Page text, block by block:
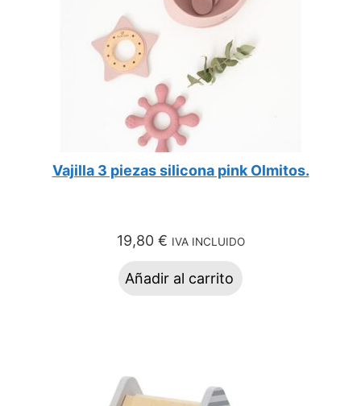
Vajilla 3 piezas silicona pink Olmitos.
19,80 € IVA INCLUIDO
Añadir al carrito